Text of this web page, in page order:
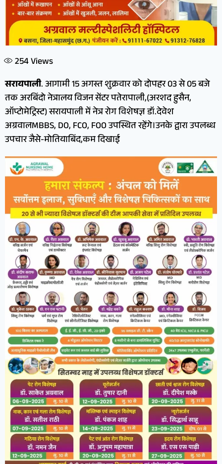
254Views
सरायपाली. आगामी 15 अगस्त शुक्रवार को दोपहर 03 से 05 बजे
तक अरबिंदो नेत्रालय विजन सेंटर पतेरापाली,(अरशद हुसैन,
ऑप्टोमेट्रिस्ट) सरायपाली में नेत्र रोग विशेषज्ञ डॉ.देवेश
अग्रवालMBBS, DO, FCO, FOO उपस्थित रहेंगे।उनके द्वारा उपलब्ध
उपचार जैसे-मोतियाबिंद,कम दिखाई